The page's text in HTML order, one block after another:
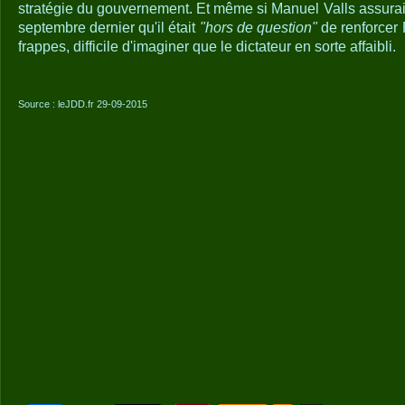
stratégie du gouvernement. Et même si Manuel Valls
septembre dernier qu'il était "hors de question"de renforcer
frappes, difficile d'imaginer que le dictateur en sorte affaibli.
Source : leJDD.fr 29-09-2015